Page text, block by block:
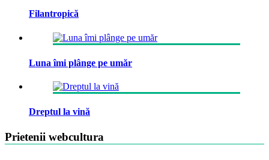
Filantropică
Luna îmi plânge pe umăr
Dreptul la vină
Prietenii webcultura